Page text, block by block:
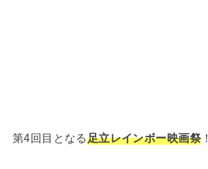
第4回目となる足立レインボー映画祭！